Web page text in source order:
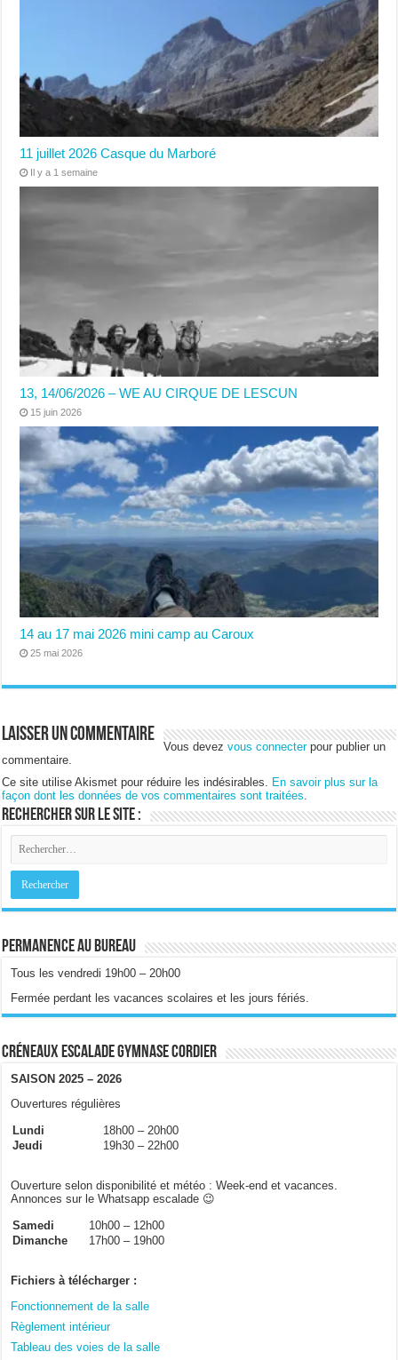
11 juillet 2026 Casque du Marboré
Il y a 1 semaine
13, 14/06/2026 – WE AU CIRQUE DE LESCUN
15 juin 2026
14 au 17 mai 2026 mini camp au Caroux
25 mai 2026
Laisser un commentaire
Vous devezvous connecterpour publier un
commentaire.
Ce site utilise Akismet pour réduire les indésirables. En savoir plus sur la
façon dont les données de vos commentaires sont traitées.
Rechercher sur le site :
Permanence au bureau
Tous les vendredi 19h00 – 20h00
Fermée perdant les vacances scolaires et les jours fériés.
Créneaux escalade gymnase Cordier
SAISON 2025 – 2026
Ouvertures régulières
Lundi
18h00 – 20h00
Jeudi
19h30 – 22h00
Ouverture selon disponibilité et météo : Week-end et vacances.
Annonces sur le Whatsapp escalade 😉
Samedi
10h00 – 12h00
Dimanche
17h00 – 19h00
Fichiers à télécharger :
Fonctionnement de la salle
Règlement intérieur
Tableau des voies de la salle